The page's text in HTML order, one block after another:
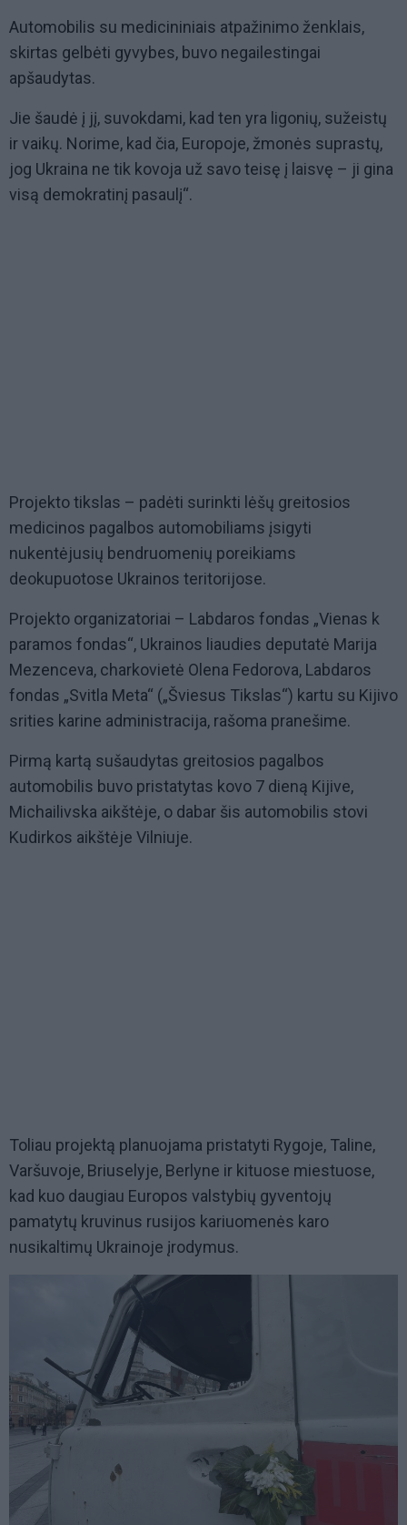
Automobilis su medicininiais atpažinimo ženklais,
skirtas gelbėti gyvybes, buvo negailestingai
apšaudytas.
Jie šaudė į jį, suvokdami, kad ten yra ligonių, sužeistų
ir vaikų. Norime, kad čia, Europoje, žmonės suprastų,
jog Ukraina ne tik kovoja už savo teisę į laisvę – ji gina
visą demokratinį pasaulį“.
Projekto tikslas – padėti surinkti lėšų greitosios
medicinos pagalbos automobiliams įsigyti
nukentėjusių bendruomenių poreikiams
deokupuotose Ukrainos teritorijose.
Projekto organizatoriai – Labdaros fondas „Vienas k
paramos fondas“, Ukrainos liaudies deputatė Marija
Mezenceva, charkovietė Olena Fedorova, Labdaros
fondas „Svitla Meta“ („Šviesus Tikslas“) kartu su Kijivo
srities karine administracija, rašoma pranešime.
Pirmą kartą sušaudytas greitosios pagalbos
automobilis buvo pristatytas kovo 7 dieną Kijive,
Michailivska aikštėje, o dabar šis automobilis stovi
Kudirkos aikštėje Vilniuje.
Toliau projektą planuojama pristatyti Rygoje, Taline,
Varšuvoje, Briuselyje, Berlyne ir kituose miestuose,
kad kuo daugiau Europos valstybių gyventojų
pamatytų kruvinus rusijos kariuomenės karo
nusikaltimų Ukrainoje įrodymus.